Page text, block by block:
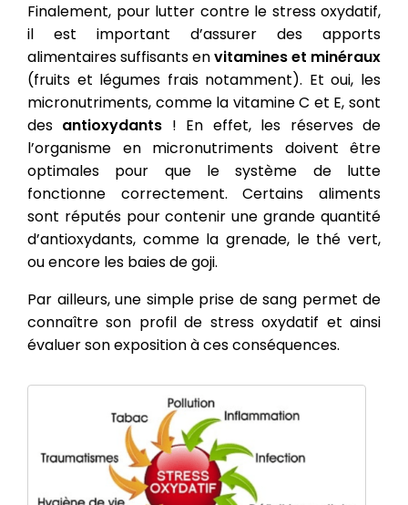
Finalement, pour lutter contre le stress oxydatif,
il est important d’assurer des apports
alimentaires suffisants envitamines et minéraux
(fruits et légumes frais notamment). Et oui, les
micronutriments, comme la vitamine C et E, sont
des antioxydants ! En effet, les réserves de
l’organisme en micronutriments doivent être
optimales pour que le système de lutte
fonctionne correctement. Certains aliments
sont réputés pour contenir une grande quantité
d’antioxydants, comme la grenade, le thé vert,
ou encore les baies de goji.
Par ailleurs, une simple prise de sang permet de
connaître son profil de stress oxydatif et ainsi
évaluer son exposition à ces conséquences.